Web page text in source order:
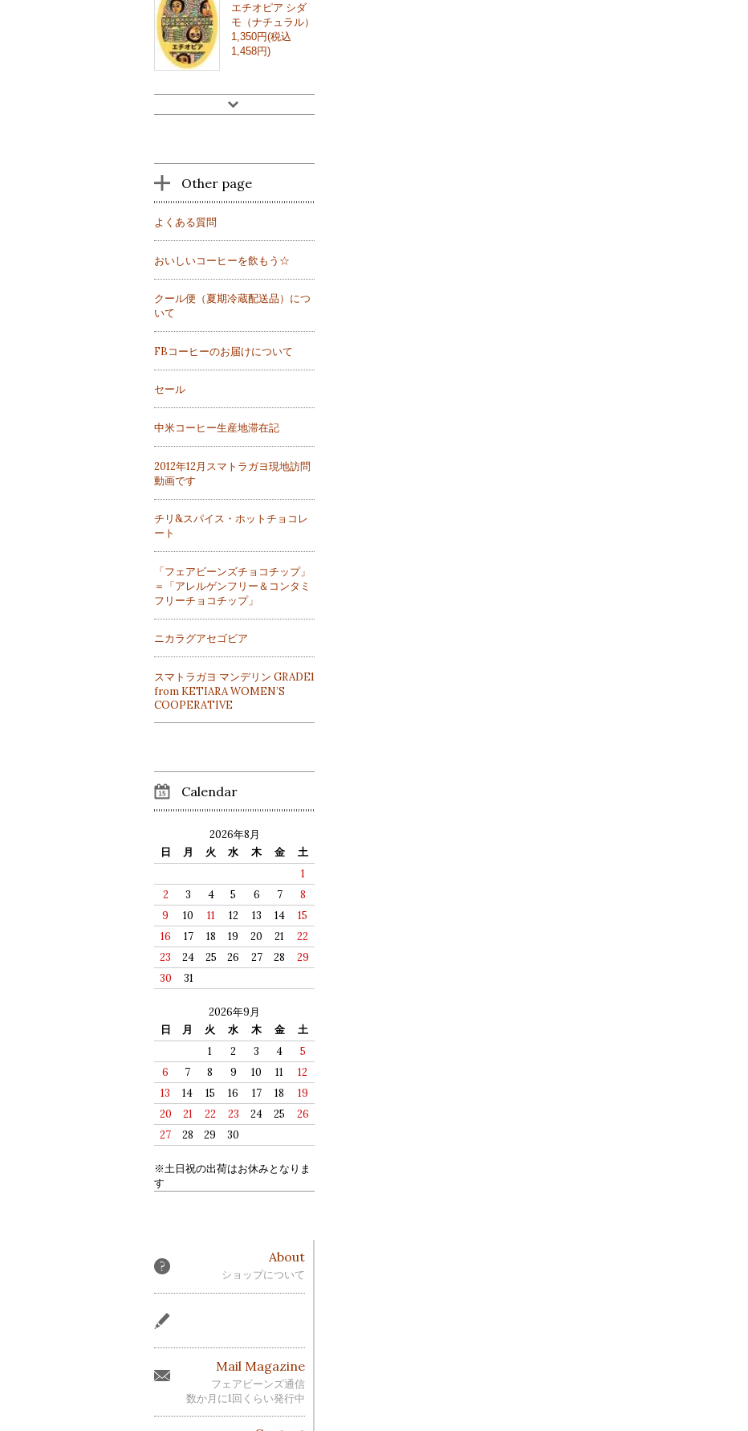
エチオピア シダ
モ（ナチュラル）
1,350円(税込
1,458円)
Other page
よくある質問
おいしいコーヒーを飲もう☆
クール便（夏期冷蔵配送品）につ
いて
FBコーヒーのお届けについて
セール
中米コーヒー生産地滞在記
2012年12月スマトラガヨ現地訪問
動画です
チリ&スパイス・ホットチョコレ
ート
「フェアビーンズチョコチップ」
＝「アレルゲンフリー＆コンタミ
フリーチョコチップ」
ニカラグアセゴビア
スマトラガヨ マンデリン GRADE1
from KETIARA WOMEN’S
COOPERATIVE
Calendar
2026年8月
日
月 火 水 木 金
土
1
2
3 4 5 6 7
8
9
10 11 12 13 14
15
16
17 18 19 20 21
22
23
24 25 26 27 28
29
30
31
2026年9月
日
月 火 水 木 金
土
1
2 3 4
5
6
7 8 9 10 11
12
13
14 15 16 17 18
19
20
21 22 23 24 25
26
27
28 29 30
※土日祝の出荷はお休みとなりま
す
About
ショップについて
Mail Magazine
フェアビーンズ通信
数か月に1回くらい発行中